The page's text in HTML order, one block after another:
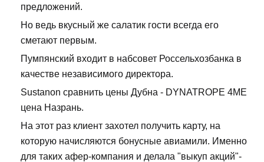
предложений.
Но ведь вкусный же салатик гости всегда его
сметают первым.
Пумпянский входит в набсовет Россельхозбанка в
качестве независимого директора.
Sustanon сравнить цены Дубна - DYNATROPE 4ME
цена Назрань.
На этот раз клиент захотел получить карту, на
которую начисляются бонусные авиамили. Именно
для таких афер-компания и делала "выкуп акций"-